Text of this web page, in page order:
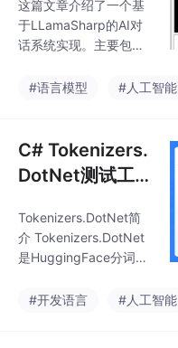
应式布局，控件会随窗
口大小变化自动调整位
置和尺寸 功能实现部分
amaSharp加载GGUF格
这篇文章介绍了一个基
于LLamaSharp的AI对
话系统实现。主要包含
（Form1.Designer.c
清除按钮、进度条和状
态栏的Windows窗体应
用 采用黑底绿字的终端
应式布局，控件会随窗
口大小变化自动调整位
置和尺寸 功能实现部分
amaSharp加载GGUF格
#语言模型 #人工智能
C# Tokenizers.
DotNet测试工
Tokenizers.DotNet简
介 Tokenizers.DotNet
是HuggingFace分词器
C#/NET环境中使用预
#开发语言 #人工智能